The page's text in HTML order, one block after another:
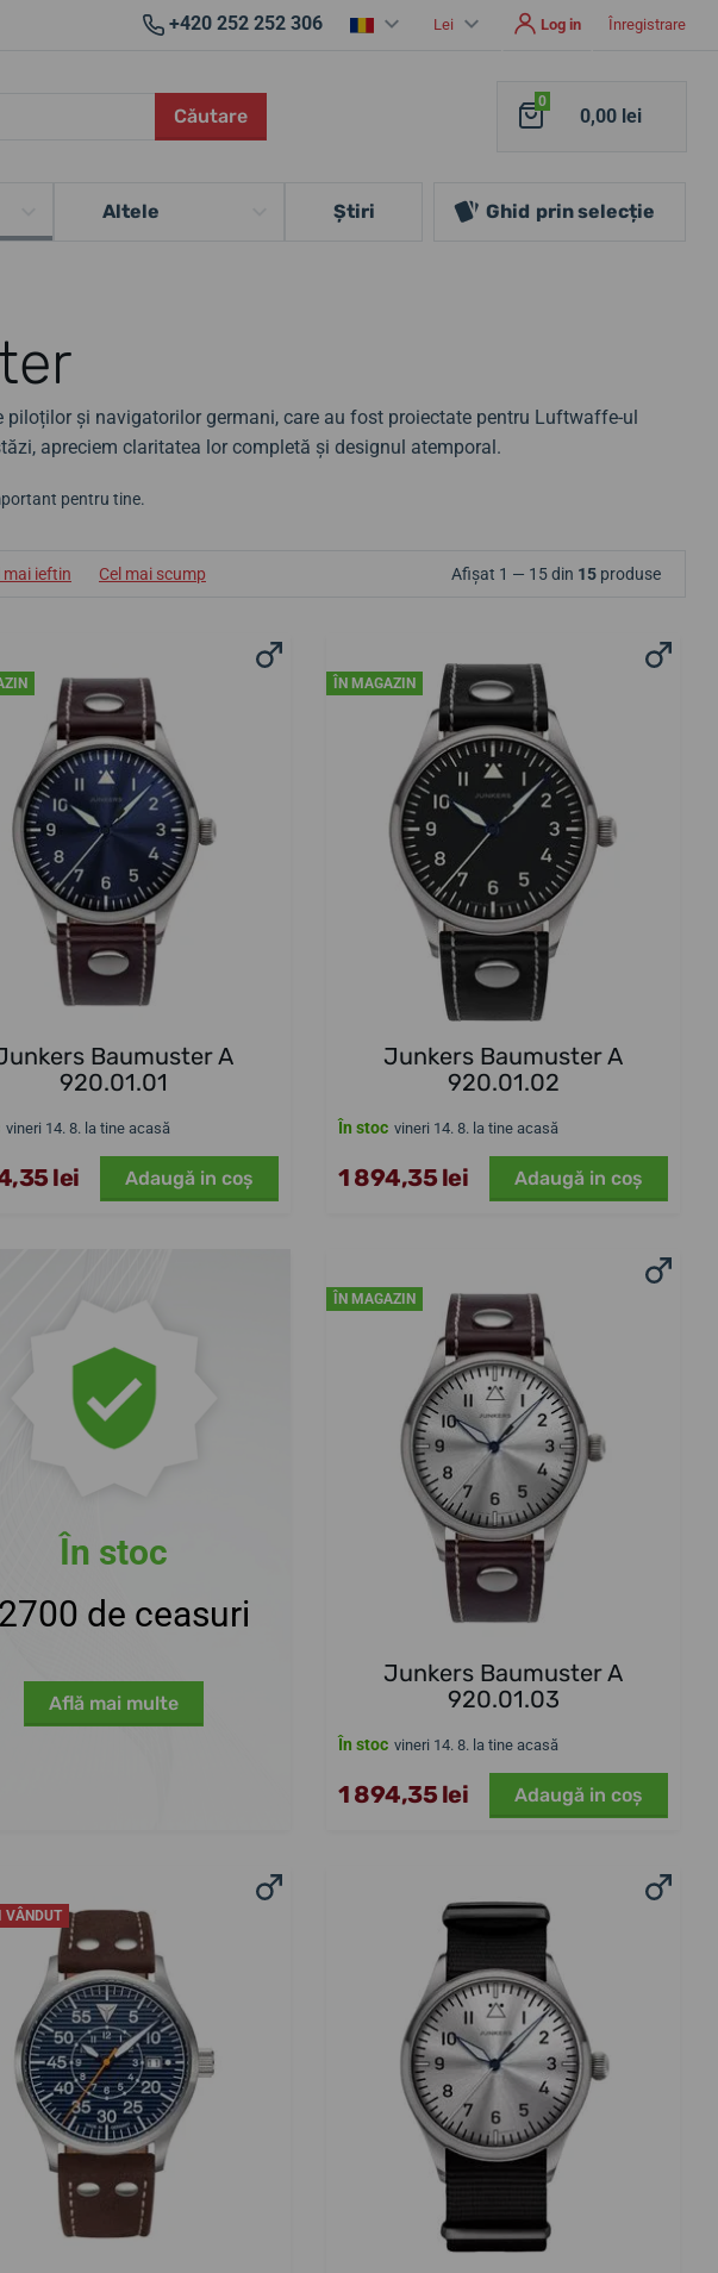
+420 252 252 306 Lei Log in Înregistrare
Căutare
0
0,00 lei
Altele Ştiri Ghid prin selecție
și navigatorilor germani, care au fost proiectate pentru Luftwaffe-ul
apreciem claritatea lor completă și designul atemporal.
pentru tine.
mai ieftin Cel mai scump Afișat 1 — 15 din 15 produse
Baumuster A
920.01.01
vineri 14. 8. la tine acasă
lei Adaugă in coş
ÎN MAGAZIN
Junkers Baumuster A
920.01.02
În stoc vineri 14. 8. la tine acasă
1 894,35 lei Adaugă in coş
În stoc
de ceasuri
Află mai multe
ÎN MAGAZIN
Junkers Baumuster A
920.01.03
În stoc vineri 14. 8. la tine acasă
1 894,35 lei Adaugă in coş
VÂNDUT